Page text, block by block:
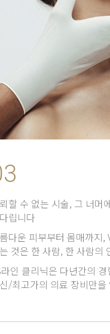
할 수 없는 시술, 그 너머
립니다
다운 피부부터 몸매까지,
것은 한 사람, 한 사람의
인 클리닉은 다년간의
/최고가의 의료 장비만을